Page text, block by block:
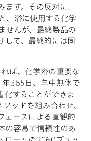
ます。その反対に、
、浴に使用する化学
せんが、最終製品の
して、最終的には同
ば、化学浴の重要な
年365日、年中無休で
化することができま
ッドを組み合わせ、
ェースによる直観的
の容易で信頼性のあ
ロームの2060プラッ